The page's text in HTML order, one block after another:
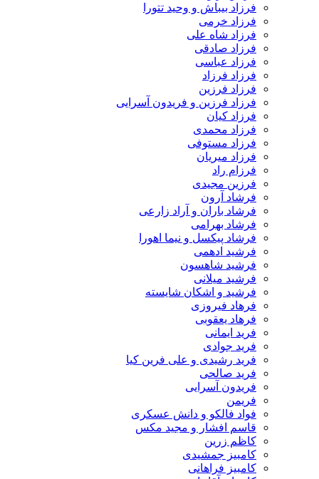
فرزاد بیباش و وحید تتورا
فرزاد خرمی
فرزاد شاه علی
فرزاد صادقی
فرزاد عباسی
فرزاد فرزاد
فرزاد فرزین
فرزاد فرزین و فریدون آسرایی
فرزاد کیان
فرزاد محمدی
فرزاد مستوفی
فرزاد میریان
فرزام راد
فرزین مجیدی
فرشاد آرون
فرشاد باران و آراد زارعی
فرشاد بهرامی
فرشاد پیکسل و نیما اهورا
فرشید ادهمی
فرشید شاهسون
فرشید میلانی
فرشید و اشکان شایسته
فرهاد فیروزی
فرهاد یعقوبی
فرید ایمانی
فرید جوادی
فرید رشیدی و علی فرین کیا
فرید صالحی
فریدون آسرایی
فریمن
فواد فالکو و دانش عسکری
قاسم افشار و مجید مکس
کاظم زرین
کامبیز جمشیدی
کامبیز فراهانی